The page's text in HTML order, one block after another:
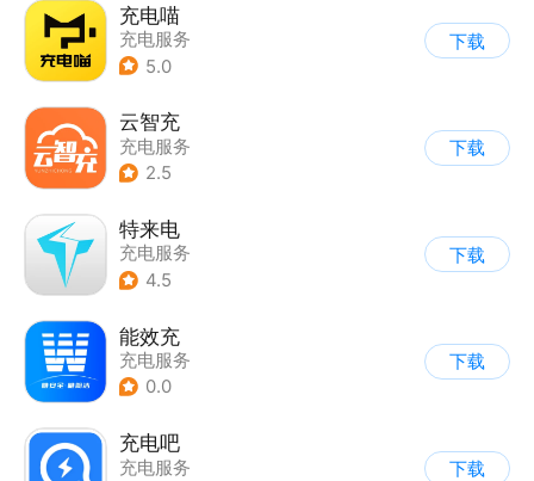
充电喵
充电服务
5.0
下载
云智充
充电服务
2.5
下载
特来电
充电服务
4.5
下载
能效充
充电服务
0.0
下载
充电吧
充电服务
下载